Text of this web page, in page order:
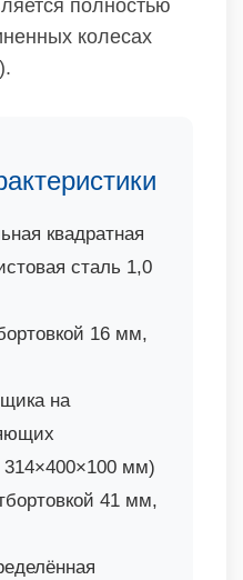
полностью
колесах
квадратная
сталь 1,0
16 мм,
на
314×400×100 мм)
41 мм,